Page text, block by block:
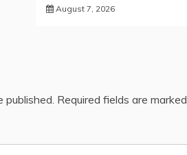
August 7, 2026
published. Required fields are marked